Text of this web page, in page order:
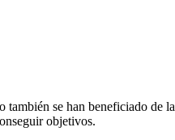
también se han beneficiado de la
objetivos.